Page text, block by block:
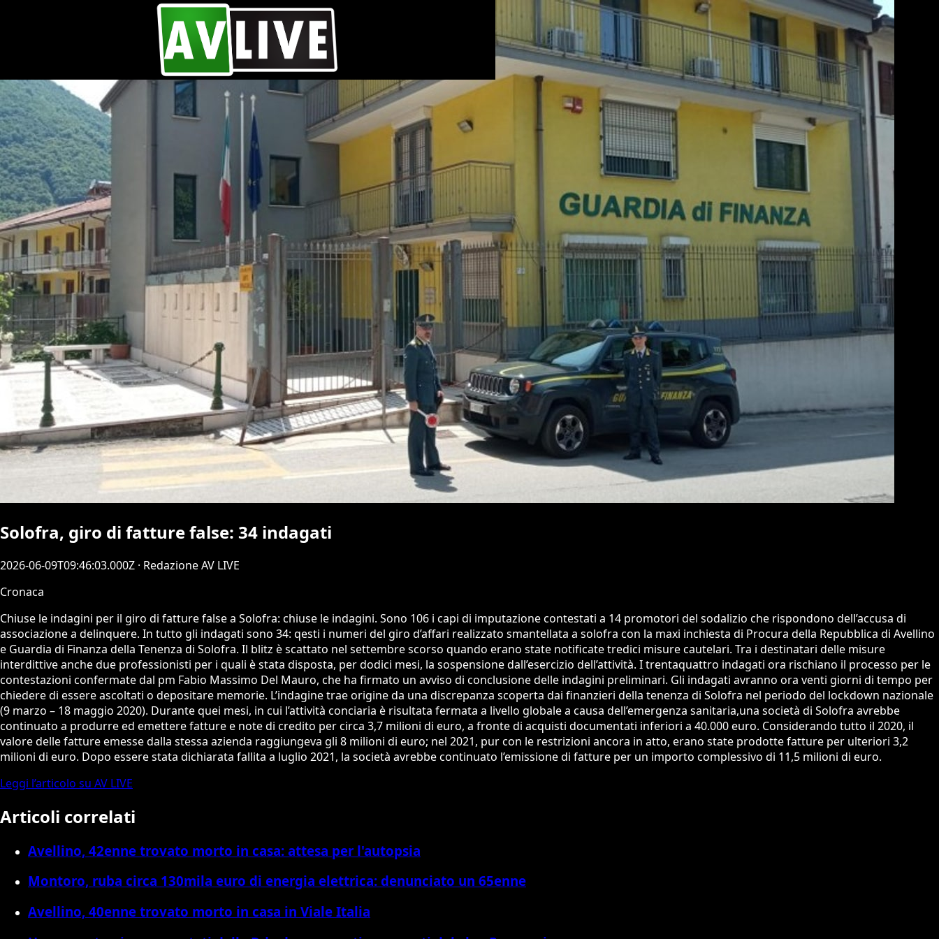
Solofra, giro di fatture false: 34 indagati
2026-06-09T09:46:03.000Z · Redazione AV LIVE
Cronaca
Chiuse le indagini per il giro di fatture false a Solofra: chiuse le indagini. Sono 106 i capi di imputazione contestati a 14 promotori del sodalizio che rispondono dell’accusa di
associazione a delinquere. In tutto gli indagati sono 34: qesti i numeri del giro d’affari realizzato smantellata a solofra con la maxi inchiesta di Procura della Repubblica di Avellino
e Guardia di Finanza della Tenenza di Solofra. Il blitz è scattato nel settembre scorso quando erano state notificate tredici misure cautelari. Tra i destinatari delle misure
interdittive anche due professionisti per i quali è stata disposta, per dodici mesi, la sospensione dall’esercizio dell’attività. I trentaquattro indagati ora rischiano il processo per le
contestazioni confermate dal pm Fabio Massimo Del Mauro, che ha firmato un avviso di conclusione delle indagini preliminari. Gli indagati avranno ora venti giorni di tempo per
chiedere di essere ascoltati o depositare memorie. L’indagine trae origine da una discrepanza scoperta dai finanzieri della tenenza di Solofra nel periodo del lockdown nazionale
(9 marzo – 18 maggio 2020). Durante quei mesi, in cui l’attività conciaria è risultata fermata a livello globale a causa dell’emergenza sanitaria,una società di Solofra avrebbe
continuato a produrre ed emettere fatture e note di credito per circa 3,7 milioni di euro, a fronte di acquisti documentati inferiori a 40.000 euro. Considerando tutto il 2020, il
valore delle fatture emesse dalla stessa azienda raggiungeva gli 8 milioni di euro; nel 2021, pur con le restrizioni ancora in atto, erano state prodotte fatture per ulteriori 3,2
milioni di euro. Dopo essere stata dichiarata fallita a luglio 2021, la società avrebbe continuato l’emissione di fatture per un importo complessivo di 11,5 milioni di euro.
Leggi l’articolo su AV LIVE
Articoli correlati
Avellino, 42enne trovato morto in casa: attesa per l'autopsia
Montoro, ruba circa 130mila euro di energia elettrica: denunciato un 65enne
Avellino, 40enne trovato morto in casa in Viale Italia